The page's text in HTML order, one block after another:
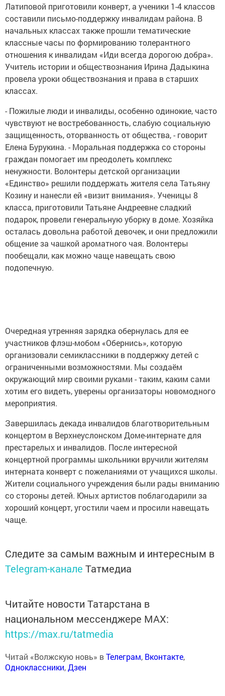
Латиповой приготовили конверт, а ученики 1-4 классов
составили письмо-поддержку инвалидам района. В
начальных классах также прошли тематические
классные часы по формированию толерантного
отношения к инвалидам «Иди всегда дорогою добра».
Учитель истории и обществознания Ирина Дадыкина
провела уроки обществознания и права в старших
классах.
- Пожилые люди и инвалиды, особенно одинокие, часто
чувствуют не востребованность, слабую социальную
защищенность, оторванность от общества, - говорит
Елена Бурукина. - Моральная поддержка со стороны
граждан помогает им преодолеть комплекс
ненужности. Волонтеры детской организации
«Единство» решили поддержать жителя села Татьяну
Козину и нанесли ей «визит внимания». Ученицы 8
класса, приготовили Татьяне Андреевне сладкий
подарок, провели генеральную уборку в доме. Хозяйка
осталась довольна работой девочек, и они предложили
общение за чашкой ароматного чая. Волонтеры
пообещали, как можно чаще навещать свою
подопечную.
Очередная утренняя зарядка обернулась для ее
участников флэш-мобом «Обернись», которую
организовали семиклассники в поддержку детей с
ограниченными возможностями. Мы создаём
окружающий мир своими руками - таким, каким сами
хотим его видеть, уверены организаторы новомодного
мероприятия.
Завершилась декада инвалидов благотворительным
концертом в Верхнеуслонском Доме-интернате для
престарелых и инвалидов. После интересной
концертной программы школьники вручили жителям
интерната конверт с пожеланиями от учащихся школы.
Жители социального учреждения были рады вниманию
со стороны детей. Юных артистов поблагодарили за
хороший концерт, угостили чаем и просили навещать
чаще.
Следите за самым важным и интересным в
Telegram-канале Татмедиа
Читайте новости Татарстана в
национальном мессенджере MАХ:
https://max.ru/tatmedia
Читай «Волжскую новь» вТелеграм, Вконтакте,
Одноклассники,Дзен